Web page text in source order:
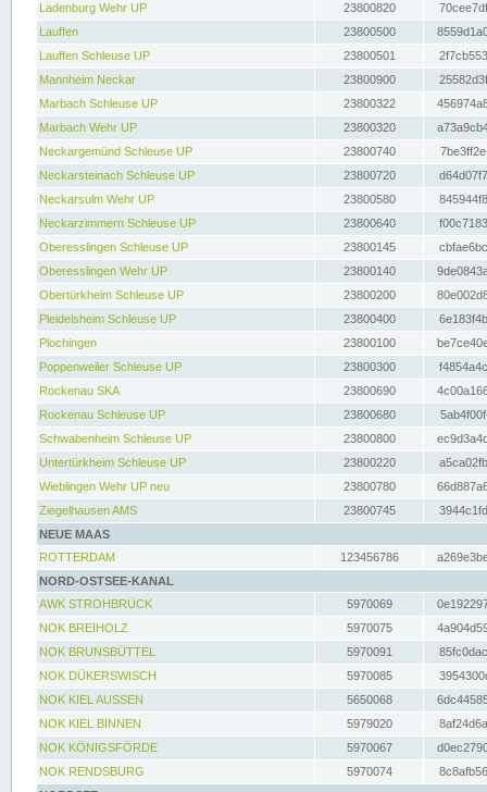
Ladenburg Wehr UP
23800820
Lauffen
23800500
Lauffen Schleuse UP
23800501
Mannheim Neckar
23800900
Marbach Schleuse UP
23800322
Marbach Wehr UP
23800320
Neckargemünd Schleuse UP
23800740
Neckarsteinach Schleuse UP
23800720
Neckarsulm Wehr UP
23800580
Neckarzimmern Schleuse UP
23800640
Oberesslingen Schleuse UP
23800145
Oberesslingen Wehr UP
23800140
Obertürkheim Schleuse UP
23800200
Pleidelsheim Schleuse UP
23800400
Plochingen
23800100
Poppenweiler Schleuse UP
23800300
Rockenau SKA
23800690
Rockenau Schleuse UP
23800680
Schwabenheim Schleuse UP
23800800
Untertürkheim Schleuse UP
23800220
Wieblingen Wehr UP neu
23800780
Ziegelhausen AMS
23800745
NEUE MAAS
ROTTERDAM
123456786
NORD-OSTSEE-KANAL
AWK STROHBRÜCK
5970069
NOK BREIHOLZ
5970075
NOK BRUNSBÜTTEL
5970091
NOK DÜKERSWISCH
5970085
NOK KIEL AUSSEN
5650068
NOK KIEL BINNEN
5979020
NOK KÖNIGSFÖRDE
5970067
NOK RENDSBURG
5970074